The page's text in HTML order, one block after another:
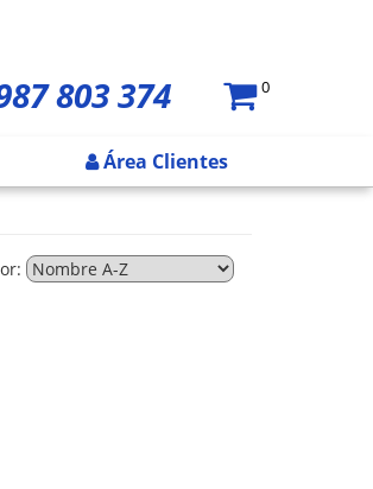
803 374 0
Área Clientes